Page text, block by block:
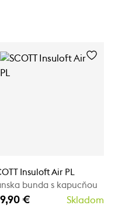
Insuloft Air PL
bunda s kapucňou
€ Skladom